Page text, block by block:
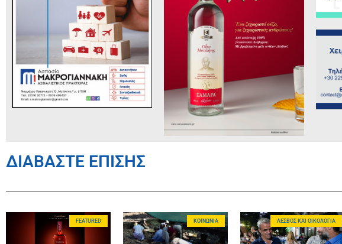
ΔΙΑΒΑΣΤΕ ΕΠΙΣΗΣ
FEATURED ΚΟΙΝΩΝΊΑ ΛΈΣΒΟΣ ΚΑΙ ΟΙΚΟΛΟΓΊΑ